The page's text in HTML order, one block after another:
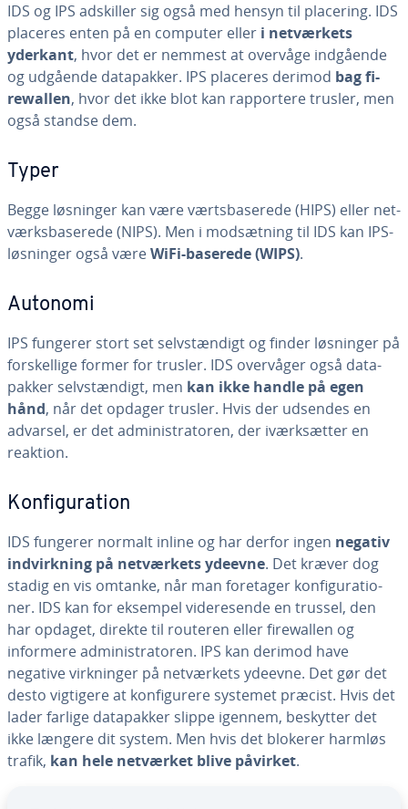
IDS og IPS adskiller sig også med hensyn til placering. IDS
placeres enten på en computer eller i net­vær­kets
yderkant, hvor det er nemmest at overvåge indgående
og udgående da­ta­pak­ker. IPS placeres derimod bag fi­
rewal­len, hvor det ikke blot kan rap­por­te­re trusler, men
også standse dem.
Typer
Begge løsninger kan være værts­ba­se­re­de (HIPS) eller net­
værks­ba­se­re­de (NIPS). Men i mod­sæt­ning til IDS kan IPS-
løsninger også væreWiFi-baserede (WIPS).
Autonomi
IPS fungerer stort set selv­stæn­digt og finder løsninger på
for­skel­li­ge former for trusler. IDS overvåger også da­ta­
pak­ker selv­stæn­digt, men kan ikke handle på egen
hånd, når det opdager trusler. Hvis der udsendes en
advarsel, er det ad­mi­ni­stra­to­ren, der iværk­sæt­ter en
reaktion.
Kon­fi­gu­ra­tion
IDS fungerer normalt inline og har derfor ingen negativ
ind­virk­ning på net­vær­kets ydeevne. Det kræver dog
stadig en vis omtanke, når man foretager kon­fi­gu­ra­tio­
ner. IDS kan for eksempel vi­de­re­sen­de en trussel, den
har opdaget, direkte til routeren eller fi­rewal­len og
informere ad­mi­ni­stra­to­ren. IPS kan derimod have
negative virk­nin­ger på net­vær­kets ydeevne. Det gør det
desto vigtigere at kon­fi­gu­re­re systemet præcist. Hvis det
lader farlige da­ta­pak­ker slippe igennem, beskytter det
ikke længere dit system. Men hvis det blokerer harmløs
trafik, kan hele netværket blive påvirket.